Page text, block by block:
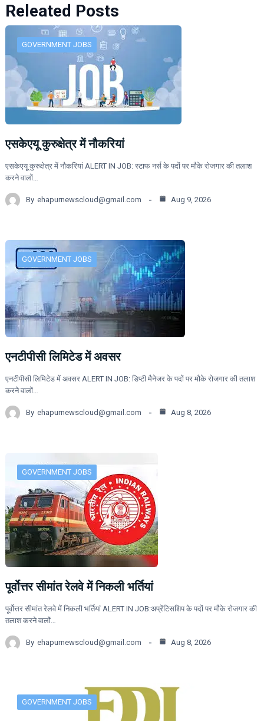
Releated Posts
GOVERNMENT JOBS
एसकेएयू कुरुक्षेत्र में नौकरियां
एसकेएयू कुरुक्षेत्र में नौकरियां ALERT IN JOB: स्टाफ नर्स के पदों पर मौके रोजगार की तलाश
करने वालों…
By ehapurnewscloud@gmail.com Aug 9, 2026
GOVERNMENT JOBS
एनटीपीसी लिमिटेड में अवसर
एनटीपीसी लिमिटेड में अवसर ALERT IN JOB: डिप्टी मैनेजर के पदों पर मौके रोजगार की तलाश
करने वालों…
By ehapurnewscloud@gmail.com Aug 8, 2026
GOVERNMENT JOBS
पूर्वोत्तर सीमांत रेलवे में निकली भर्तियां
पूर्वोत्तर सीमांत रेलवे में निकली भर्तियां ALERT IN JOB:अप्रेंटिसशिप के पदों पर मौके रोजगार की
तलाश करने वालों…
By ehapurnewscloud@gmail.com Aug 8, 2026
GOVERNMENT JOBS